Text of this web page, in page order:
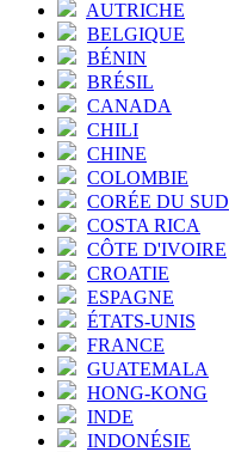
AUTRICHE
BELGIQUE
BÉNIN
BRÉSIL
CANADA
CHILI
CHINE
COLOMBIE
CORÉE DU SUD
COSTA RICA
CÔTE D'IVOIRE
CROATIE
ESPAGNE
ÉTATS-UNIS
FRANCE
GUATEMALA
HONG-KONG
INDE
INDONÉSIE